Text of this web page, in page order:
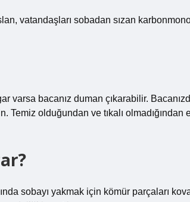
vatandaşları sobadan sızan
varsa bacanız duman çıkarabilir.
Temiz olduğundan ve tıkalı olmadığından
sobayı yakmak için kömür parçaları